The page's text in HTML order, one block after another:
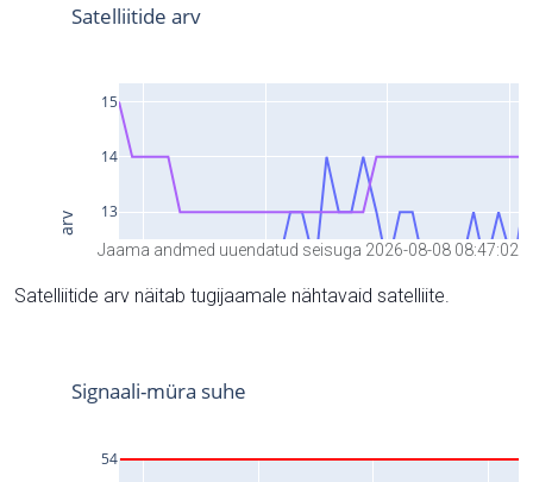
Jaama andmed uuendatud seisuga 2026-08-08 08:47:02
Satelliitide arv näitab tugijaamale nähtavaid satelliite.